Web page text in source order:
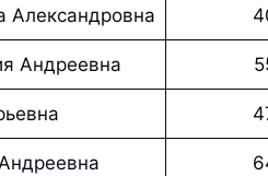
Александровна
Андреевна